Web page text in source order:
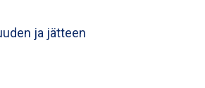
ja jätteen